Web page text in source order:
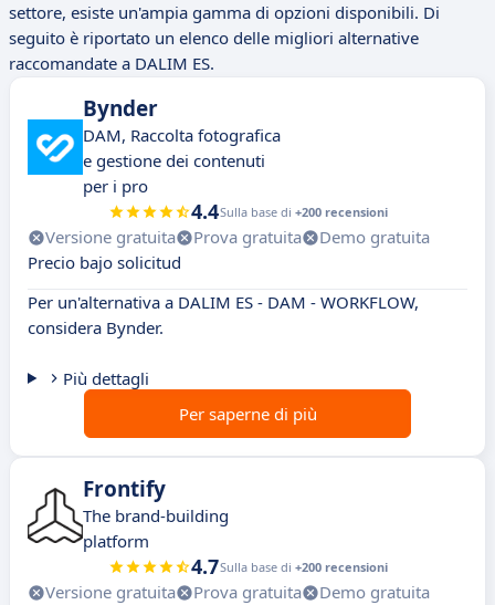
settore, esiste un'ampia gamma di opzioni disponibili. Di
seguito è riportato un elenco delle migliori alternative
raccomandate a DALIM ES.
Bynder
DAM, Raccolta fotografica
e gestione dei contenuti
per i pro
4.4Sulla base di +200 recensioni
Versione gratuita Prova gratuita
Demo gratuita
Precio bajo solicitud
Per un'alternativa a DALIM ES - DAM - WORKFLOW,
considera Bynder.
Più dettagli
Per saperne di più
Frontify
The brand-building
platform
4.7Sulla base di +200 recensioni
Versione gratuita Prova gratuita
Demo gratuita